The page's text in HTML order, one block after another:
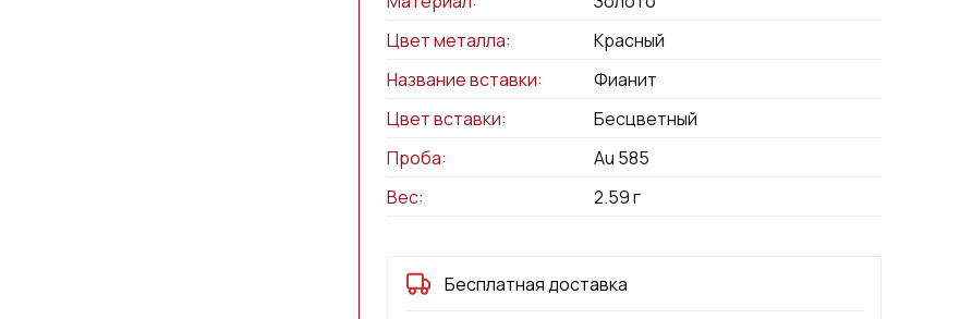
Цвет металла:
Красный
Название вставки:
Фианит
Цвет вставки:
Бесцветный
Проба:
Au 585
Вес:
2.59г
Бесплатная доставка